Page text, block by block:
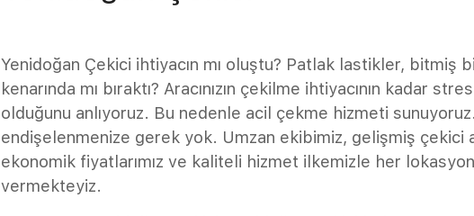
Yenidoğan Çekici ihtiyacın mı oluştu? Patlak lastikler, bitmiş
kenarında mı bıraktı? Aracınızın çekilme ihtiyacının kadar
olduğunu anlıyoruz. Bu nedenle acil çekme hizmeti
endişelenmenize gerek yok. Umzan ekibimiz, gelişmiş çekici
ekonomik fiyatlarımız ve kaliteli hizmet ilkemizle her
vermekteyiz.